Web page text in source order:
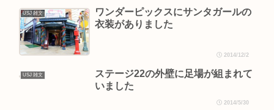
USJ 雑文
ワンダーピックスにサンタガールの
衣装がありました
2014/12/2
USJ 雑文
ステージ22の外壁に足場が組まれて
いました
2014/5/30